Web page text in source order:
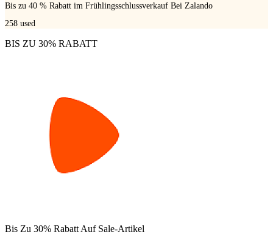
Bis zu 40 % Rabatt im Frühlingsschlussverkauf Bei Zalando
258 used
BIS ZU 30% RABATT
Bis Zu 30% Rabatt Auf Sale-Artikel